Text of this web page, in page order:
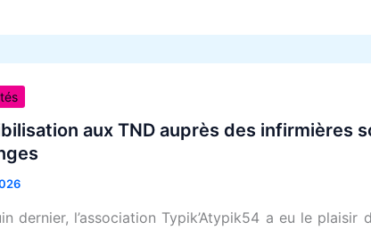
aux TND auprès des infirmières
dernier, l’association Typik’Atypik54 a eu le plaisir